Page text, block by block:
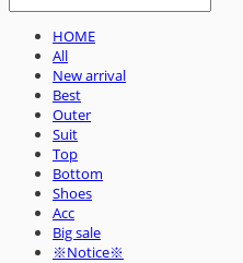
HOME
All
New arrival
Best
Outer
Suit
Top
Bottom
Shoes
Acc
Big sale
※Notice※